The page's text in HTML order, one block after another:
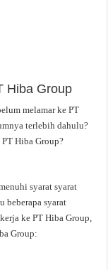
Hiba Group
melamar ke PT
terlebih dahulu?
Hiba Group?
syarat syarat
beberapa syarat
ke PT Hiba Group,
Group: